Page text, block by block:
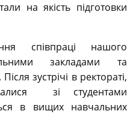
на якість підготовки
співпраці нашого
закладами та
зустрічі в ректораті,
зі студентами
в вищих навчальних